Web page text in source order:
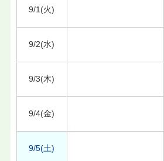
9/1(火)
9/2(水)
9/3(木)
9/4(金)
9/5(土)